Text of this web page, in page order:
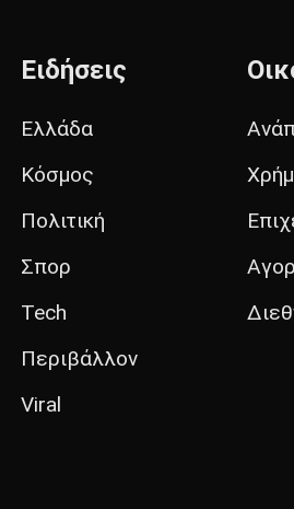
Ειδήσεις
Ελλάδα
Κόσμος
Πολιτική
Σπορ
Tech
Περιβάλλον
Viral